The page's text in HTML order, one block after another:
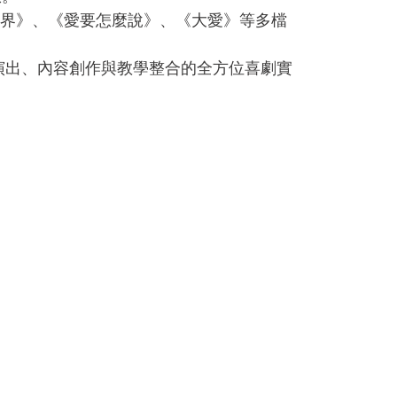
》、《愛要怎麼說》、《大愛》等多檔
、內容創作與教學整合的全方位喜劇實